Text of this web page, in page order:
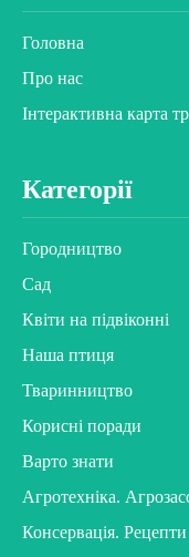
Головна
Про нас
Інтерактивна карта
Категорії
Городництво
Сад
Квіти на підвіконні
Наша птиця
Тваринництво
Корисні поради
Варто знати
Агротехніка.
Консервація.